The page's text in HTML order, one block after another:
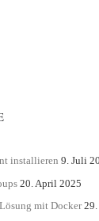
installieren 9. Juli
20. April 2025
mit Docker 29.